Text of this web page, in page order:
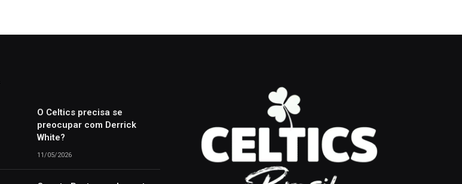
O Celtics precisa se
preocupar com Derrick
White?
11/05/2026